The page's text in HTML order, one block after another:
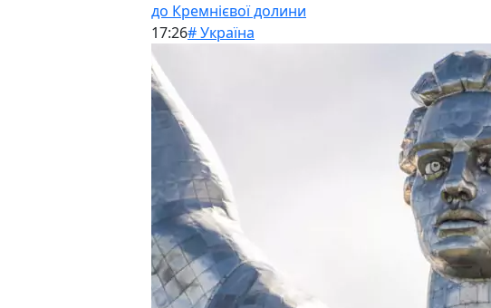
до Кремнієвої долини
17:26# Україна